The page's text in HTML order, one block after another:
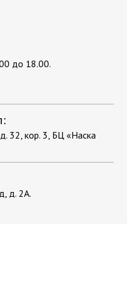
до 18.00.
32, кор. 3, БЦ «Наска
д. 2А.